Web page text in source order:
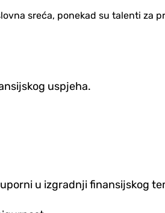
sreća, ponekad su talenti za
uspjeha.
u izgradnji finansijskog